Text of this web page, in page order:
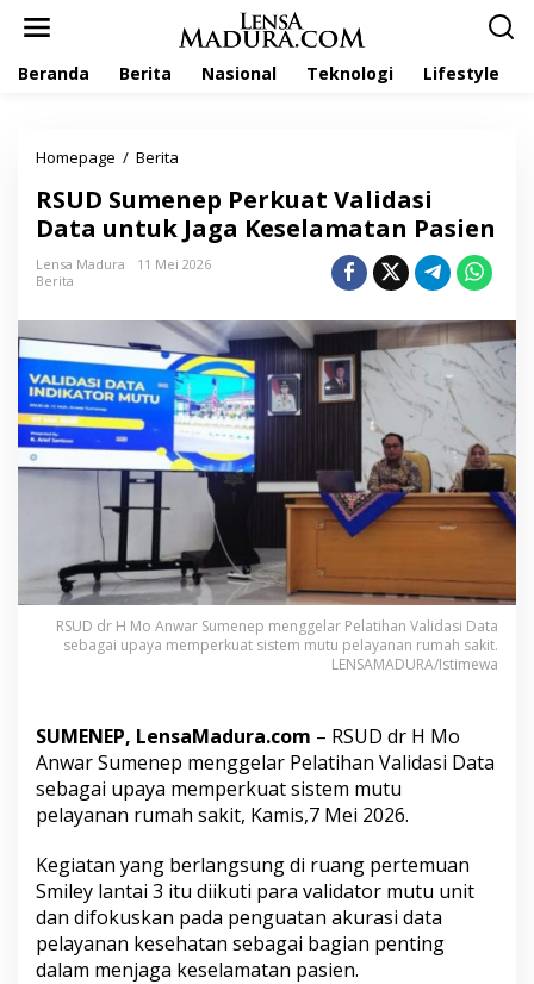
Beranda Berita Nasional Teknologi Lifestyle
Homepage / Berita
U
D
S
u
n
e
p
P
e
r
k
u
a
l
i
d
a
a
t
u
n
u
k
a
g
a
RSUD Sumenep Perkuat Validasi
Data untuk Jaga Keselamatan Pasien
Lensa Madura
11 Mei 2026
Berita
RSUD dr H Mo Anwar Sumenep menggelar Pelatihan Validasi Data
sebagai upaya memperkuat sistem mutu pelayanan rumah sakit.
LENSAMADURA/Istimewa
SUMENEP, LensaMadura.com – RSUD dr H Mo
Anwar Sumenep menggelar Pelatihan Validasi Data
sebagai upaya memperkuat sistem mutu
pelayanan rumah sakit, Kamis,7 Mei 2026.
Kegiatan yang berlangsung di ruang pertemuan
Smiley lantai 3 itu diikuti para validator mutu unit
dan difokuskan pada penguatan akurasi data
pelayanan kesehatan sebagai bagian penting
dalam menjaga keselamatan pasien.